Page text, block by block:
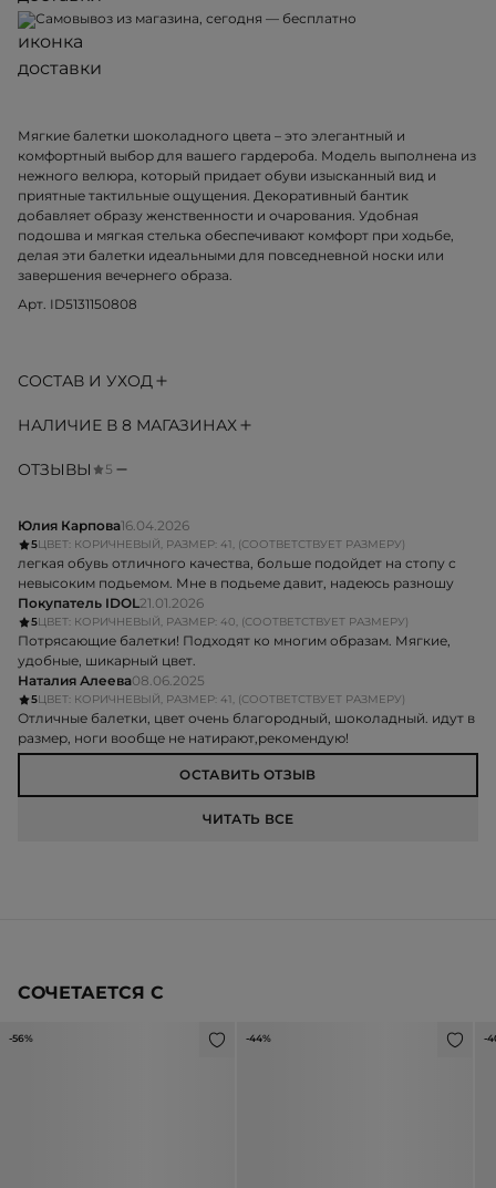
Самовывоз из магазина, сегодня — бесплатно
Мягкие балетки шоколадного цвета – это элегантный и
комфортный выбор для вашего гардероба. Модель выполнена из
нежного велюра, который придает обуви изысканный вид и
приятные тактильные ощущения. Декоративный бантик
добавляет образу женственности и очарования. Удобная
подошва и мягкая стелька обеспечивают комфорт при ходьбе,
делая эти балетки идеальными для повседневной носки или
завершения вечернего образа.
Арт. ID5131150808
СОСТАВ И УХОД
НАЛИЧИЕ В 8 МАГАЗИНАХ
ОТЗЫВЫ 5
Юлия Карпова16.04.2026
5ЦВЕТ: КОРИЧНЕВЫЙ, РАЗМЕР: 41, (СООТВЕТСТВУЕТ РАЗМЕРУ)
легкая обувь отличного качества, больше подойдет на стопу с
невысоким подьемом. Мне в подьеме давит, надеюсь разношу
Покупатель IDOL21.01.2026
5ЦВЕТ: КОРИЧНЕВЫЙ, РАЗМЕР: 40, (СООТВЕТСТВУЕТ РАЗМЕРУ)
Потрясающие балетки! Подходят ко многим образам. Мягкие,
удобные, шикарный цвет.
Наталия Алеева08.06.2025
5ЦВЕТ: КОРИЧНЕВЫЙ, РАЗМЕР: 41, (СООТВЕТСТВУЕТ РАЗМЕРУ)
Отличные балетки, цвет очень благородный, шоколадный. идут в
размер, ноги вообще не натирают,рекомендую!
ОСТАВИТЬ ОТЗЫВ
ЧИТАТЬ ВСЕ
СОЧЕТАЕТСЯ С
-56% -44% -